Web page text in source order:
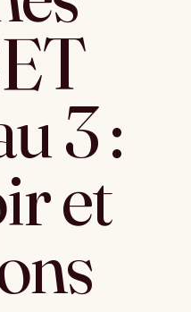
3 :
et